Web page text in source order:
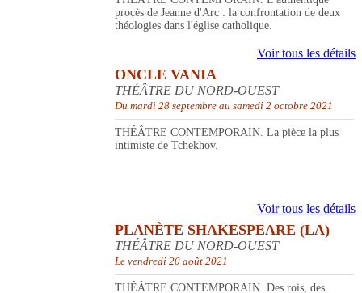
procès de Jeanne d'Arc : la confrontation de deux
théologies dans l'église catholique.
Voir tous les détails
ONCLE VANIA
THÉÂTRE DU NORD-OUEST
Du mardi 28 septembre au samedi 2 octobre 2021
THÉÂTRE CONTEMPORAIN. La pièce la plus
intimiste de Tchekhov.
Voir tous les détails
PLANÈTE SHAKESPEARE (LA)
THÉÂTRE DU NORD-OUEST
Le vendredi 20 août 2021
THÉÂTRE CONTEMPORAIN. Des rois, des